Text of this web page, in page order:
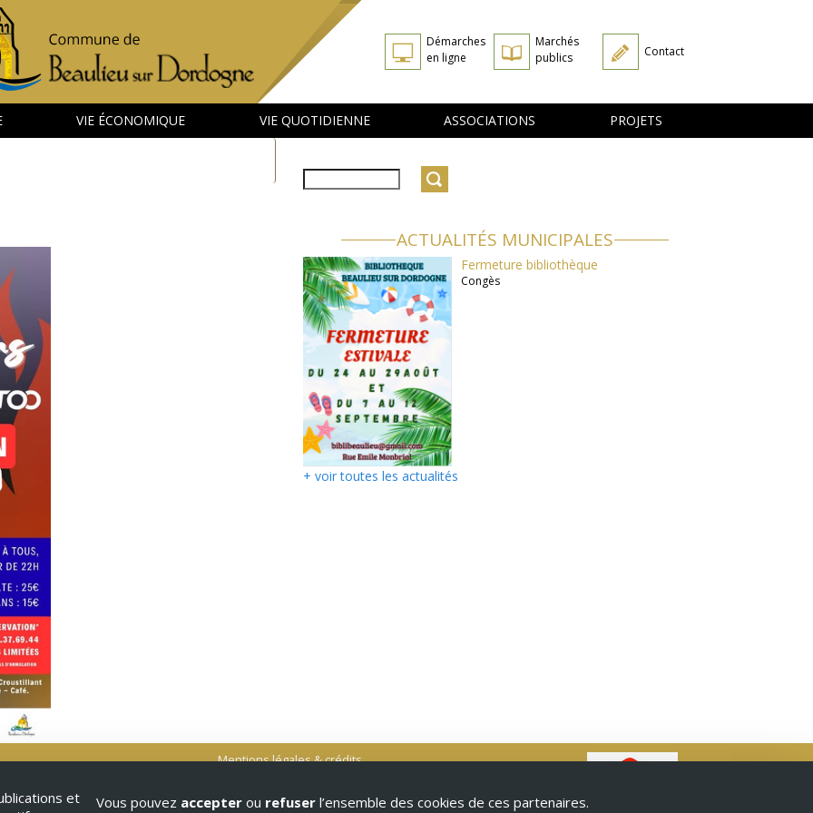
Démarches
en ligne
Marchés
publics
Contact
VIE ÉCONOMIQUE VIE QUOTIDIENNE ASSOCIATIONS PROJETS
ACTUALITÉS MUNICIPALES
Fermeture bibliothèque
Congès
+ voir toutes les actualités
Mentions légales & crédits
et
Vous pouvez accepter ou refuser l’ensemble des cookies de ces partenaires.